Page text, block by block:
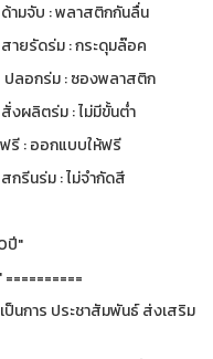
ามจับ : พลาสติกกันลื่น
ายรัดร่ม : กระดุมล๊อค
ลอกร่ม : ซองพลาสติก
งผลิตร่ม : ไม่มีขั้นต่ำ
รี : ออกแบบให้ฟรี
สกรีนร่ม : ไม่จำกัดสี
ปี"
นการ ประชาสัมพันธ์ ส่งเสริม